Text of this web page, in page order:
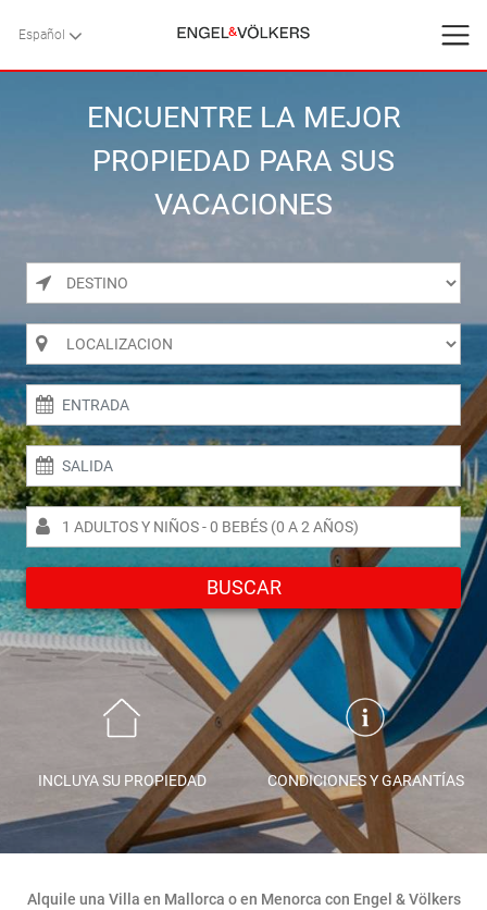
Español
EspañolVOLVER
VOLVER
VOLVER
SERVICIOS
CONTACTO
Favoritos
Nosotros
Blog
Engel & Völkers Holiday Villas
Atención al Cliente
ENCUENTRE LA MEJOR
PROPIEDAD PARA SUS
VACACIONES
L M X J V S D
1 2
6
10 11 13 14 15 16
18 19 20 22
25 26 27 28 29 30
AGOSTO 2026
L M X J V S D
1 2
3 4 5 8 9
12 14 15
19 20 22 23
24 25 26 27 28 29 30
31
0
GUARDAR
BUSCAR
INCLUYA SU PROPIEDAD CONDICIONES Y GARANTÍAS
Alquile una Villa en Mallorca o en Menorca con Engel & Völkers